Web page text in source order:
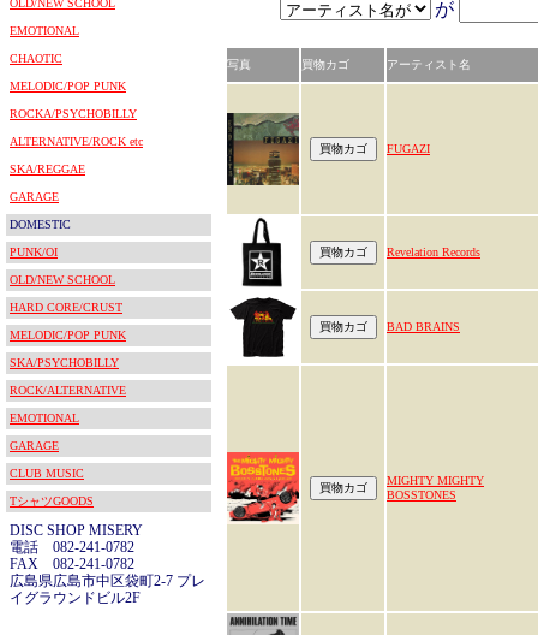
OLD/NEW SCHOOL
EMOTIONAL
CHAOTIC
MELODIC/POP PUNK
ROCKA/PSYCHOBILLY
ALTERNATIVE/ROCK etc
SKA/REGGAE
GARAGE
DOMESTIC
PUNK/OI
OLD/NEW SCHOOL
HARD CORE/CRUST
MELODIC/POP PUNK
SKA/PSYCHOBILLY
ROCK/ALTERNATIVE
EMOTIONAL
GARAGE
CLUB MUSIC
TシャツGOODS
DISC SHOP MISERY
電話 082-241-0782
FAX 082-241-0782
広島県広島市中区袋町2-7 プレ
イグラウンドビル2F
が
写真 買物カゴ アーティスト名
FUGAZI
Revelation Records
BAD BRAINS
MIGHTY MIGHTY
BOSSTONES